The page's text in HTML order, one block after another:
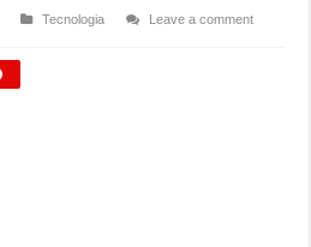
Tecnologia
Leave a comment